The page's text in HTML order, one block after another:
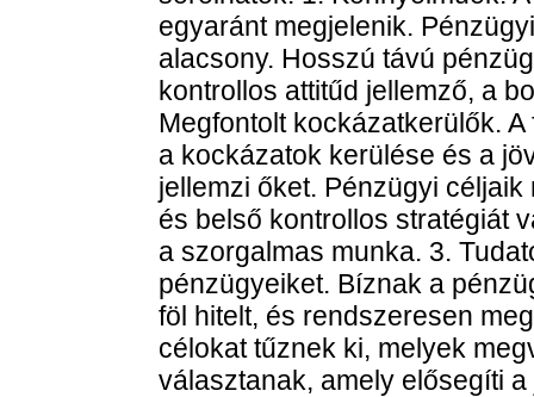
egyaránt megjelenik.
alacsony. Hosszú távú
kontrollos attitűd jellemző, a
Megfontolt kockázatkerülők.
a kockázatok kerülése és a
jellemzi őket. Pénzügyi
és belső kontrollos stratégiát
a szorgalmas munka. 3.
pénzügyeiket. Bíznak a
föl hitelt, és rendszeresen
célokat tűznek ki, melyek
választanak, amely elősegíti